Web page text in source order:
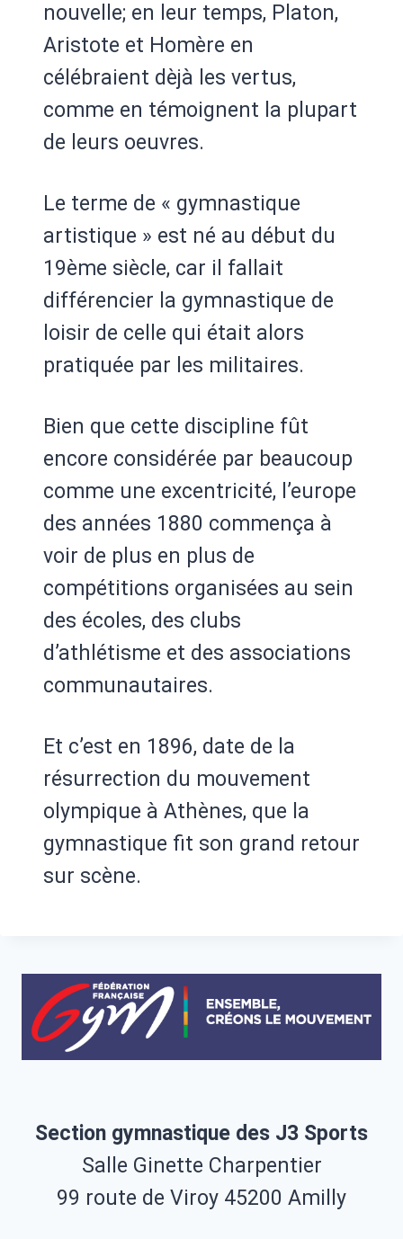
nouvelle; en leur temps, Platon,
Aristote et Homère en
célébraient dèjà les vertus,
comme en témoignent la plupart
de leurs oeuvres.
Le terme de « gymnastique
artistique » est né au début du
19ème siècle, car il fallait
différencier la gymnastique de
loisir de celle qui était alors
pratiquée par les militaires.
Bien que cette discipline fût
encore considérée par beaucoup
comme une excentricité, l’europe
des années 1880 commença à
voir de plus en plus de
compétitions organisées au sein
des écoles, des clubs
d’athlétisme et des associations
communautaires.
Et c’est en 1896, date de la
résurrection du mouvement
olympique à Athènes, que la
gymnastique fit son grand retour
sur scène.
Section gymnastique des J3 Sports
Salle Ginette Charpentier
99 route de Viroy 45200 Amilly